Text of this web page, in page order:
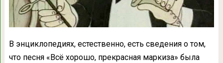
В энциклопедиях, естественно, есть сведения о том,
что песня «Всё хорошо, прекрасная маркиза» была